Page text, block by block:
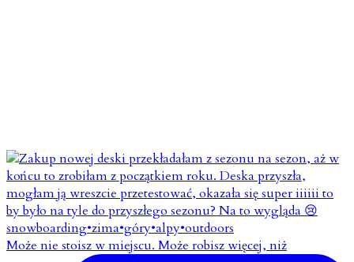
Może nie stoisz w miejscu. Może robisz więcej, niż